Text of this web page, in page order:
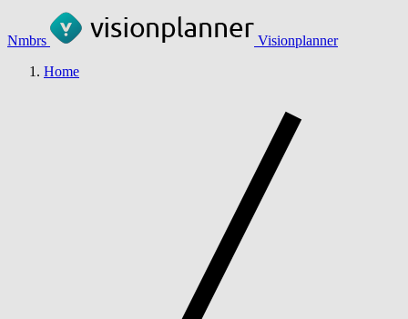
Nmbrs
Visionplanner
Home